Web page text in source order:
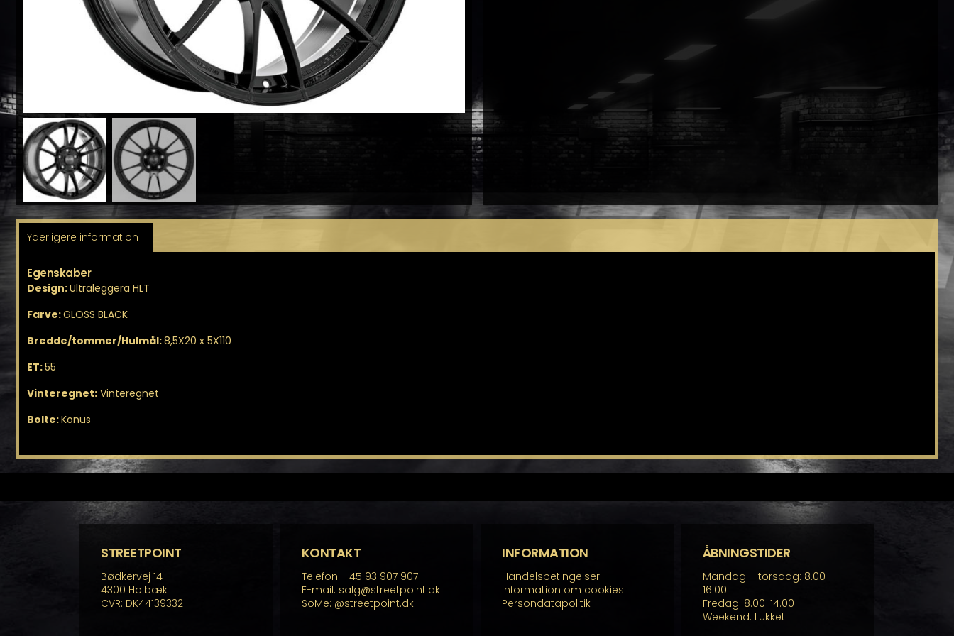
Yderligere information
Egenskaber
Design:Ultraleggera HLT
Farve:GLOSS BLACK
Bredde/tommer/Hulmål:8,5X20 x 5X110
ET:55
Vinteregnet: Vinteregnet
Bolte:Konus
STREETPOINT
Bødkervej 14
4300 Holbæk
CVR: DK44139332
KONTAKT
Telefon: +45 93 907 907
E-mail: salg@streetpoint.dk
SoMe: @streetpoint.dk
INFORMATION
Handelsbetingelser
Information om cookies
Persondatapolitik
ÅBNINGSTIDER
Mandag – torsdag: 8.00-
16.00
Fredag: 8.00-14.00
Weekend: Lukket